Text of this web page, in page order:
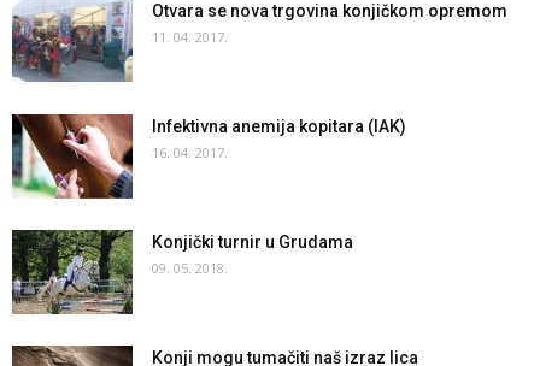
Otvara se nova trgovina konjičkom opremom
11. 04. 2017.
Infektivna anemija kopitara (IAK)
16. 04. 2017.
Konjički turnir u Grudama
09. 05. 2018.
Konji mogu tumačiti naš izraz lica